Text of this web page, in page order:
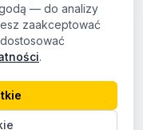
— do analizy
zaakceptować
.